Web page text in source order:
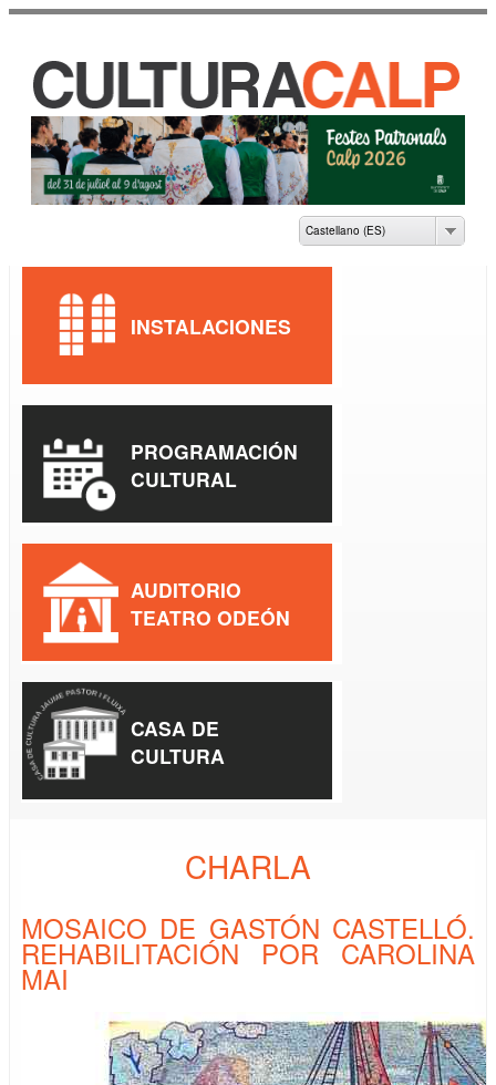
principal
CASA DE CULTURA
JAUME PASTOR I
Castellano (ES)
CHARLA
MOSAICO DE GASTÓN CASTELLÓ.
REHABILITACIÓN POR CAROLINA
MAI
INSTALACIONES
PROGRAMACIÓN
CULTURAL
AUDITORIO
TEATRO ODEÓN
CASA DE
CULTURA